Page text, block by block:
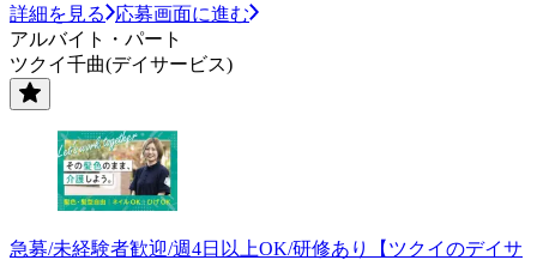
詳細を見る
応募画面に進む
アルバイト・パート
ツクイ千曲(デイサービス)
急募/未経験者歓迎/週4日以上OK/研修あり【ツクイのデイサ